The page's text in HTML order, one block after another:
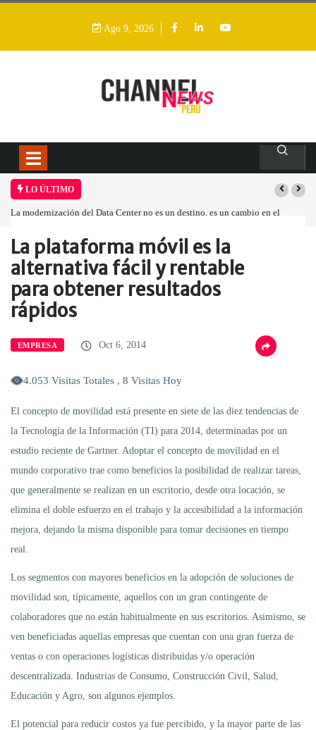
Ago 9, 2026
LO ÚLTIMO
Data Center no es un destino, es un cambio en el Los ingresos por
Home Empresa La plataforma móvil…
La plataforma móvil es la
alternativa fácil y rentable
para obtener resultados
rápidos
EMPRESA Oct 6, 2014
4.053 Visitas Totales , 8 Visitas Hoy
El concepto de movilidad está presente en siete de las diez tendencias de
la Tecnología de la Información (TI) para 2014, determinadas por un
estudio reciente de Gartner. Adoptar el concepto de movilidad en el
mundo corporativo trae como beneficios la posibilidad de realizar tareas,
que generalmente se realizan en un escritorio, desde otra locación, se
elimina el doble esfuerzo en el trabajo y la accesibilidad a la información
mejora, dejando la misma disponible para tomar decisiones en tiempo
real.
Los segmentos con mayores beneficios en la adopción de soluciones de
movilidad son, típicamente, aquellos con un gran contingente de
colaboradores que no están habitualmente en sus escritorios. Asimismo, se
ven beneficiadas aquellas empresas que cuentan con una gran fuerza de
ventas o con operaciones logísticas distribuidas y/o operación
descentralizada. Industrias de Consumo, Construcción Civil, Salud,
Educación y Agro, son algunos ejemplos.
El potencial para reducir costos ya fue percibido, y la mayor parte de las